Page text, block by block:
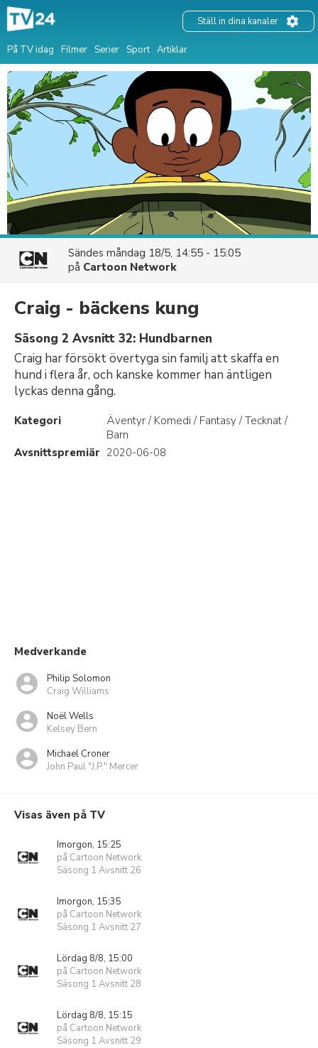
På TV idag Filmer Serier Sport Artiklar
Ställ in dina kanaler
Sändes måndag 18/5, 14:55 - 15:05
på Cartoon Network
Craig - bäckens kung
Säsong 2 Avsnitt 32: Hundbarnen
Craig har försökt övertyga sin familj att skaffa en
hund i flera år, och kanske kommer han äntligen
lyckas denna gång.
Kategori
Äventyr / Komedi / Fantasy / Tecknat /
Barn
Avsnittspremiär 2020-06-08
Medverkande
Philip Solomon
Craig Williams
Noël Wells
Kelsey Bern
Michael Croner
John Paul "J.P." Mercer
Visas även på TV
Imorgon, 15:25
på Cartoon Network
Säsong 1 Avsnitt 26
Imorgon, 15:35
på Cartoon Network
Säsong 1 Avsnitt 27
Lördag 8/8, 15:00
på Cartoon Network
Säsong 1 Avsnitt 28
Lördag 8/8, 15:15
på Cartoon Network
Säsong 1 Avsnitt 29